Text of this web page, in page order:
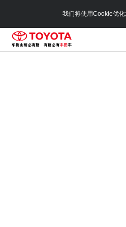
我们将使用Cookie优